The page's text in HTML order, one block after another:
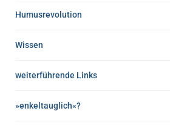
Humusrevolution
Wissen
weiterführende Links
»enkeltauglich«?